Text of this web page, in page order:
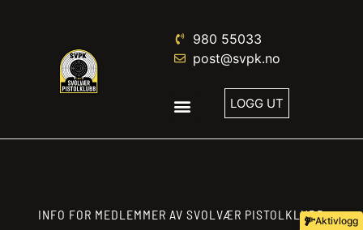
980 55033
post@svpk.no
LOGG UT
Aktivlogg
INFO FOR MEDLEMMER AV SVOLVÆR PISTOLKLUBB